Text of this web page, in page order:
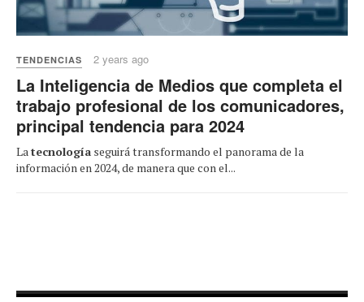
TENDENCIAS 2 years ago
La Inteligencia de Medios que completa el
trabajo profesional de los comunicadores,
principal tendencia para 2024
La tecnología seguirá transformando el panorama de la
información en 2024, de manera que con el...